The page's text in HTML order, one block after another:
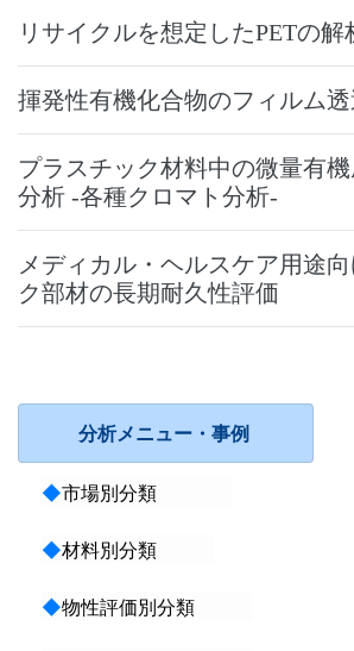
リサイクルを想定したPETの
揮発性有機化合物のフィルム
プラスチック材料中の微量有
分析 -各種クロマト分析-
メディカル・ヘルスケア用途
ク部材の長期耐久性評価
分析メニュー・事例
◆市場別分類
◆材料別分類
◆物性評価別分類